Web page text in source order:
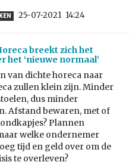
25-07-2021 14:24
breekt zich het
het ‘nieuwe normaal’
van dichte horeca naar
zullen klein zijn. Minder
dus minder
Afstand bewaren, met of
Plannen
welke ondernemer
tijd en geld over om de
te overleven?